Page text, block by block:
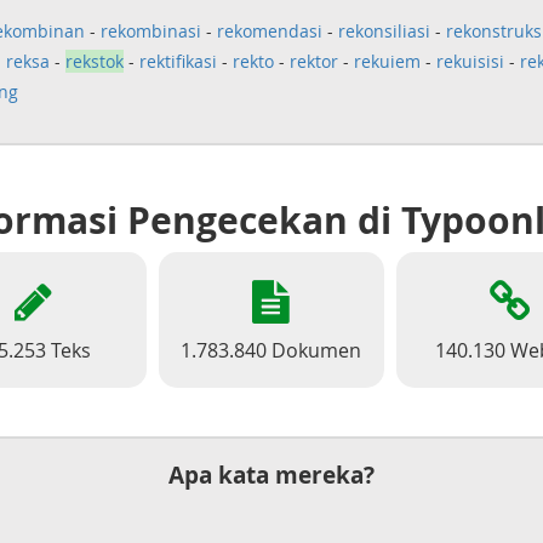
- rekombinasi - rekomendasi - rekonsiliasi -
reksa - rekstok- rektifikasi - rekto- rektor- rekuiem - rekuisisi -
Pengecekan di
Teks 1.783.840 Dokumen 140.130
Apa kata mereka?